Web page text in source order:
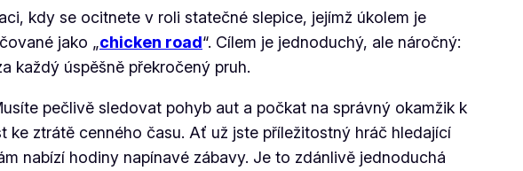
kdy se ocitnete v roli statečné slepice, jejímž úkolem je
jako „chicken road“. Cílem je jednoduchý, ale náročný:
každý úspěšně překročený pruh.
pečlivě sledovat pohyb aut a počkat na správný okamžik k
ke ztrátě cenného času. Ať už jste příležitostný hráč hledající
nabízí hodiny napínavé zábavy. Je to zdánlivě jednoduchá